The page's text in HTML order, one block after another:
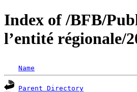
Index of /BFB/
l’entité régionale/
Name
Parent Directory